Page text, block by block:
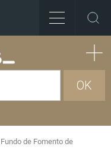
OK
de Fomento de